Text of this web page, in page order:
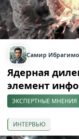
Самир
Ядерная
элемент
ЭКСПЕРТНЫЕ МНЕНИЯ
ИНТЕРВЬЮ